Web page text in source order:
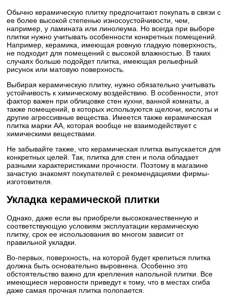
Обычно керамическую плитку предпочитают покупать в связи с
ее более высокой степенью износоустойчивости, чем,
например, у ламината или линолеума. Но всегда при выборе
плитки нужно учитывать особенности конкретных помещений.
Например, керамика, имеющая ровную гладкую поверхность,
не подходит для помещений с высокой влажностью. В таких
случаях больше подойдет плитка, имеющая рельефный
рисунок или матовую поверхность.
Выбирая керамическую плитку, нужно обязательно учитывать
устойчивость к химическому воздействию. В особенности, этот
фактор важен при облицовке стен кухни, ванной комнаты, а
также помещений, в которых используются щелочи, кислоты и
другие агрессивные вещества. Имеется также керамическая
плитка марки АА, которая вообще не взаимодействует с
химическими веществами.
Не забывайте также, что керамическая плитка выпускается для
конкретных целей. Так, плитка для стен и пола обладает
разными характеристиками прочности. Поэтому в магазине
зачастую знакомят покупателей с рекомендациями фирмы-
изготовителя.
Укладка керамической плитки
Однако, даже если вы приобрели высококачественную и
соответствующую условиям эксплуатации керамическую
плитку, срок ее использования во многом зависит от
правильной укладки.
Во-первых, поверхность, на которой будет крепиться плитка
должна быть основательно выровнена. Особенно это
обстоятельство важно для крепления напольной плитки. Все
имеющиеся неровности приведут к тому, что в местах сгиба
даже самая прочная плитка полопается.